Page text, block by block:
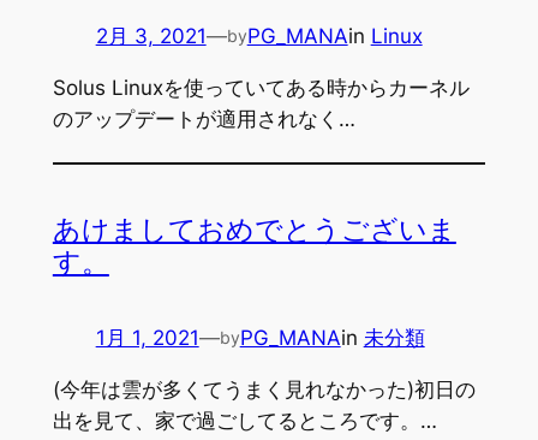
2月 3, 2021—byPG_MANAin Linux
Solus Linuxを使っていてある時からカーネル
のアップデートが適用されなく…
あけましておめでとうございま
す。
1月 1, 2021—byPG_MANAin 未分類
(今年は雲が多くてうまく見れなかった)初日の
出を見て、家で過ごしてるところです。…